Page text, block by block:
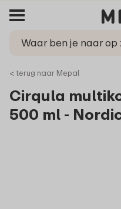
< terug naar Mepal
Cirqula
500 ml -